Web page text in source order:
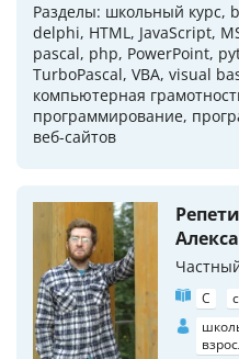
Разделы: школьный курс,
delphi, HTML, JavaScript,
pascal, php, PowerPoint,
TurboPascal, VBA, visual
компьютерная
программирование,
веб-сайтов
C